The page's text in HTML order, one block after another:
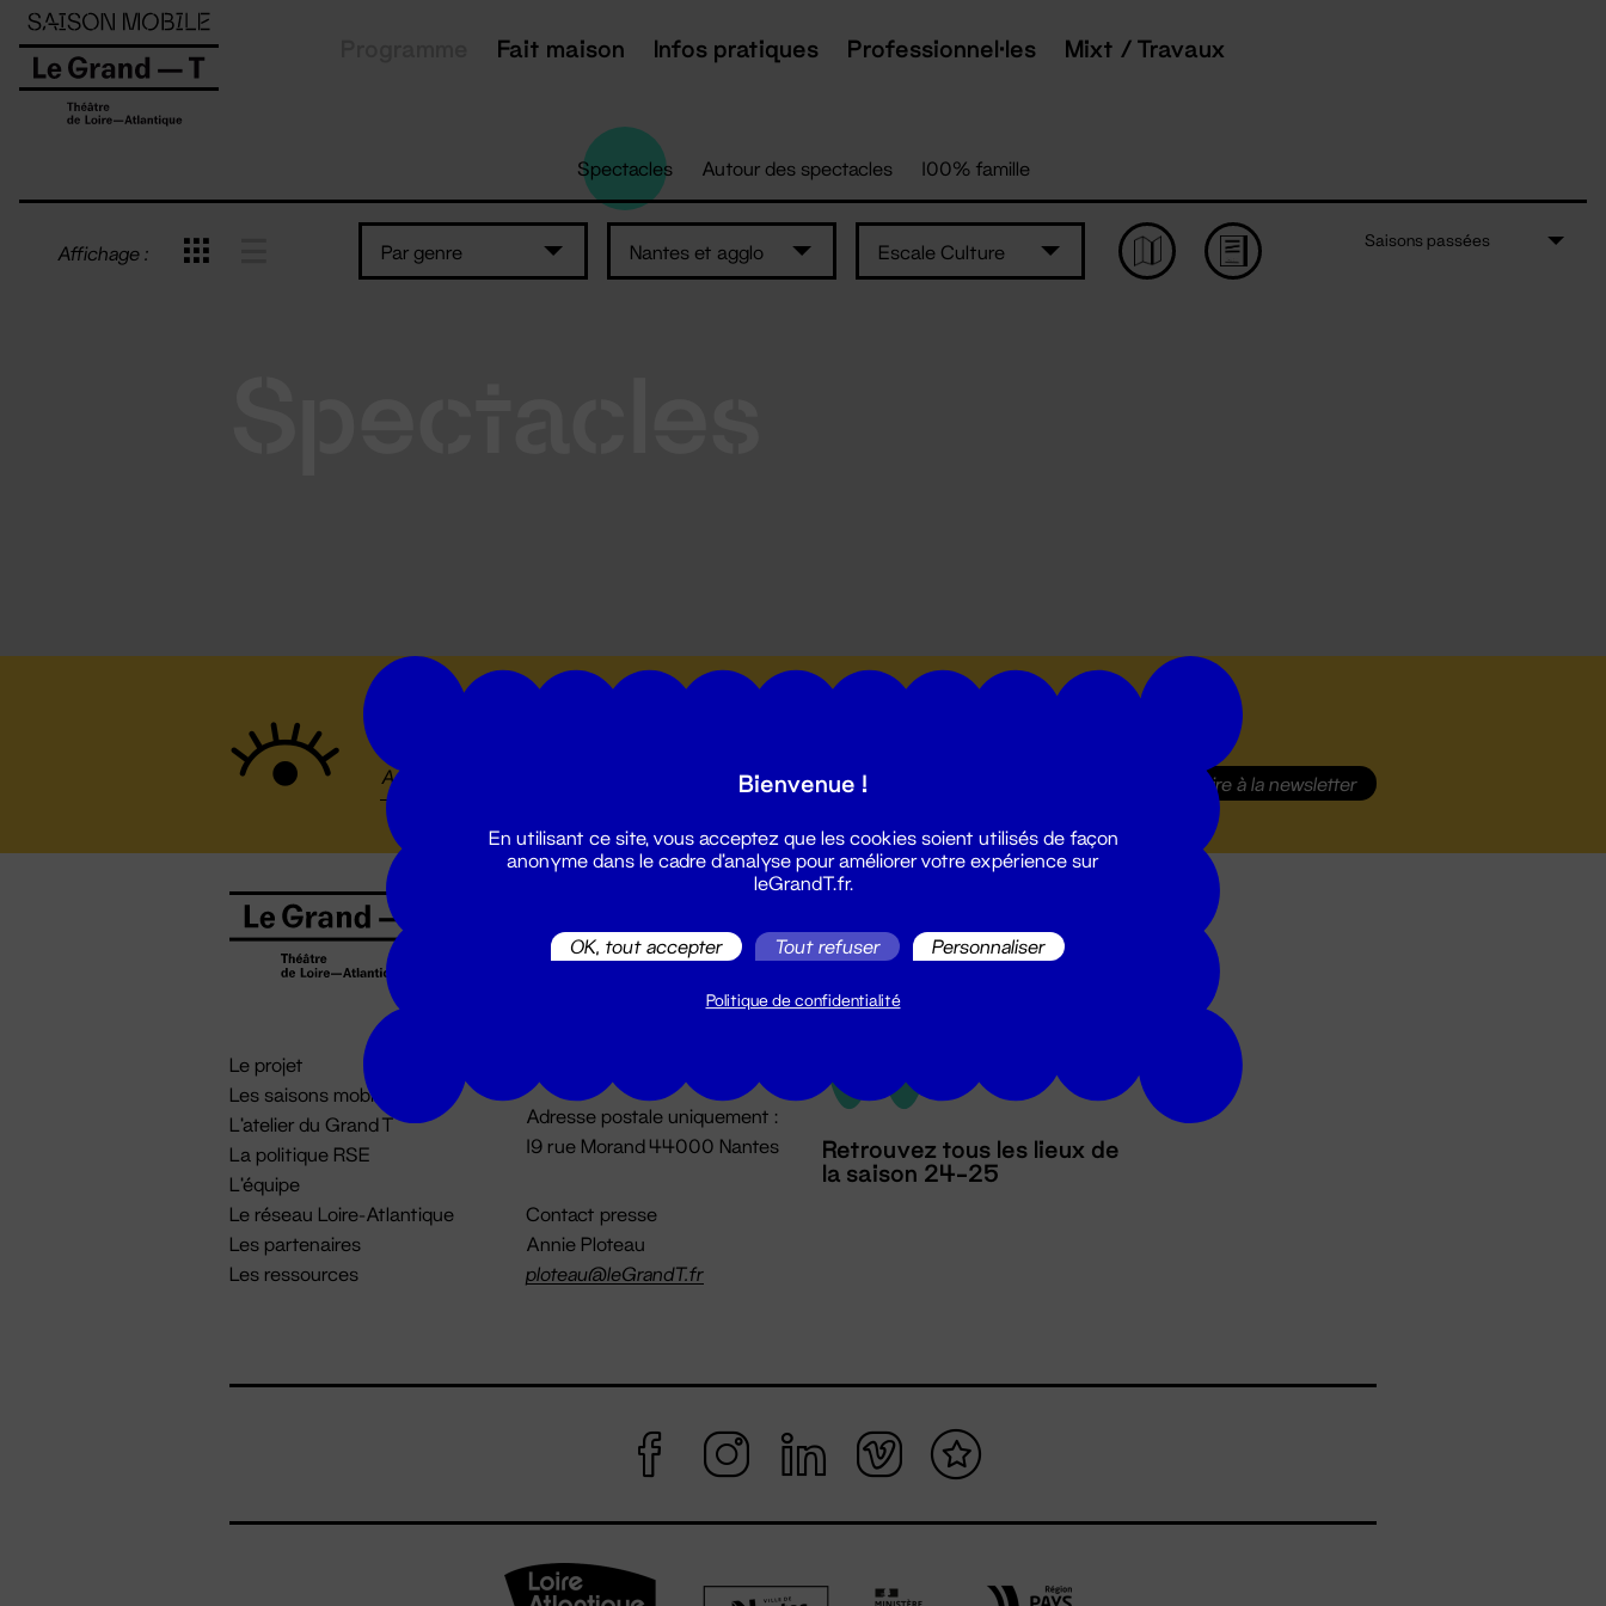
Fait maison Infos pratiques Professionnel·les Mixt / Travaux
Spectacles Autour des spectacles 100% famille
Affichage : Par genre Nantes et agglo Escale Culture
Saisons passées
S'inscrire à la newsletter
Le projet
Les saisons mobiles
L'atelier du Grand T
La politique RSE
L'équipe
Le réseau Loire-Atlantique
Les partenaires
Les ressources
02 51 88 25 25
billetterie@leGrandT.fr
Du lundi au vendredi 14h → 18h
Adresse postale uniquement :
19 rue Morand 44000 Nantes
Contact presse
Annie Ploteau
ploteau@leGrandT.fr
Retrouvez tous les lieux de
la saison 24-25
Panneau de gestion des cookies
Bienvenue !
En utilisant ce site, vous acceptez que les cookies soient utilisés de façon
anonyme dans le cadre d'analyse pour améliorer votre expérience sur
leGrandT.fr.
OK, tout accepter Tout refuser Personnaliser
Politique de confidentialité